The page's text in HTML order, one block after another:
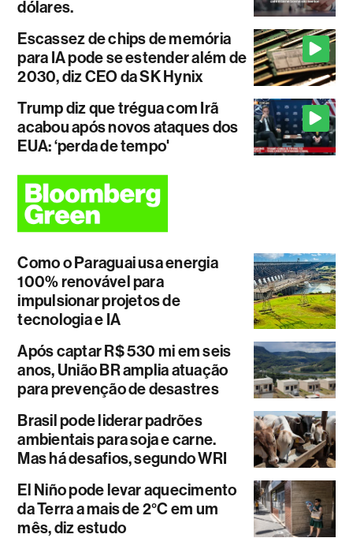
dólares.
Escassez de chips de memória
para IA pode se estender além de
2030, diz CEO da SK Hynix
Trump diz que trégua com Irã
acabou após novos ataques dos
EUA: ‘perda de tempo'
Como o Paraguai usa energia
100% renovável para
impulsionar projetos de
tecnologia e IA
Após captar R$ 530 mi em seis
anos, União BR amplia atuação
para prevenção de desastres
Brasil pode liderar padrões
ambientais para soja e carne.
Mas há desafios, segundo WRI
El Niño pode levar aquecimento
da Terra a mais de 2°C em um
mês, diz estudo